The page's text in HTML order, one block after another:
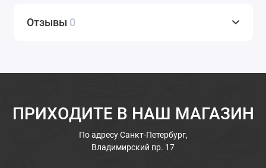
Отзывы 0
ПРИХОДИТЕ В НАШ МАГАЗИН
По адресуСанкт-Петербург,
Владимирский пр. 17